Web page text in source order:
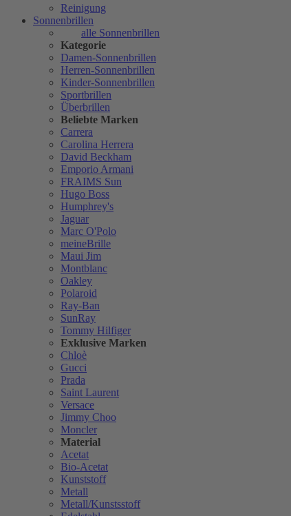
Reinigung
Sonnenbrillen
alle Sonnenbrillen
Kategorie
Damen-Sonnenbrillen
Herren-Sonnenbrillen
Kinder-Sonnenbrillen
Sportbrillen
Überbrillen
Beliebte Marken
Carrera
Carolina Herrera
David Beckham
Emporio Armani
FRAIMS Sun
Hugo Boss
Humphrey's
Jaguar
Marc O'Polo
meineBrille
Maui Jim
Montblanc
Oakley
Polaroid
Ray-Ban
SunRay
Tommy Hilfiger
Exklusive Marken
Chloè
Gucci
Prada
Saint Laurent
Versace
Jimmy Choo
Moncler
Material
Acetat
Bio-Acetat
Kunststoff
Metall
Metall/Kunstsstoff